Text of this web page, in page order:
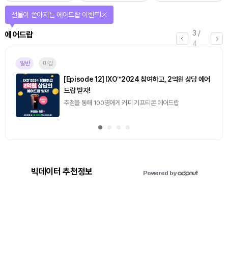
4 /
4
퀴즈
퀴즈풀고 선물 받자!
진행중
[토큰포스트] 기사 퀴즈 658회차
2026.08.07 (금) ~ 2026.08.08 (토)
빅데이터 추천정보